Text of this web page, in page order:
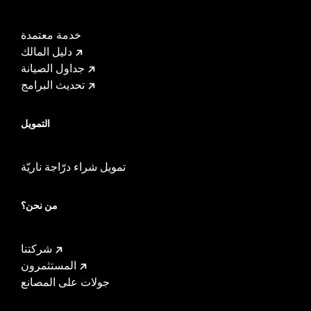
خدمة معتمدة
دليل المالك
جداول الصيانة
تحديث البرامج
التمويل
تمويل شراء درّاجة ناريّة
من نحن؟
شركتنا
المستثمرون
جولات على المصانع